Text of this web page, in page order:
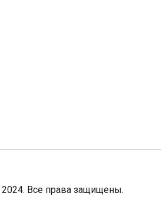
Все права защищены.